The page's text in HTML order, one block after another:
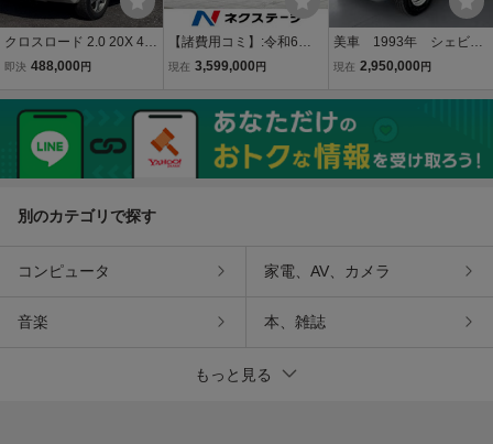
クロスロード 2.0 20X 4W
D ナビ7人乗り 横滑り 防
即決 488,000 円
【諸費用コミ】:令和6年 Z
R-V 2.0 e:HEV Z ブラック
現在 3,599,000 円
美車 1993年 シェビー
バン パネルバン 1ナン
インチフローティングナ
ビ バックカメラ ドラ
レコ
現在 2,950,000 円
別のカテゴリで探す
コンピュータ 家電、AV、カメラ
音楽 本、雑誌
もっと見る